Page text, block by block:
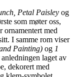
Petal Paisley og
som møter oss,
ornamentert med
I samme rom viser
Painting) og 1
laget av
dekorert med